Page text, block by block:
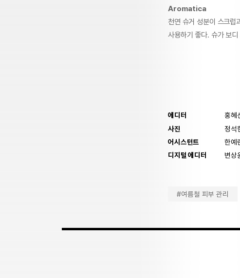
Aromatica
천연 슈거 성분이 스크럽
사용하기 좋다. 슈가 보
에디터
홍혜
사진
정석
어시스턴트
한예
디지털 에디터
변상
#여름철 피부 관리